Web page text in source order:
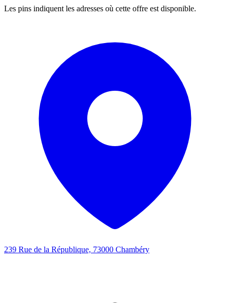
Les pins indiquent les adresses où cette offre est disponible.
239 Rue de la République, 73000 Chambéry